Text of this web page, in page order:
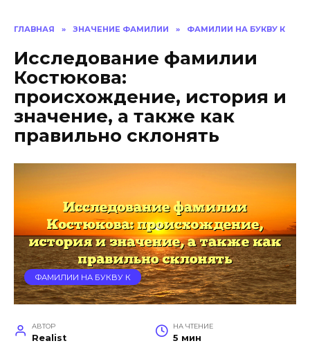
ГЛАВНАЯ » ЗНАЧЕНИЕ ФАМИЛИИ » ФАМИЛИИ НА БУКВУ К
Исследование фамилии
Костюкова:
происхождение, история и
значение, а также как
правильно склонять
ФАМИЛИИ НА БУКВУ К
АВТОР
Realist
НА ЧТЕНИЕ
5 мин